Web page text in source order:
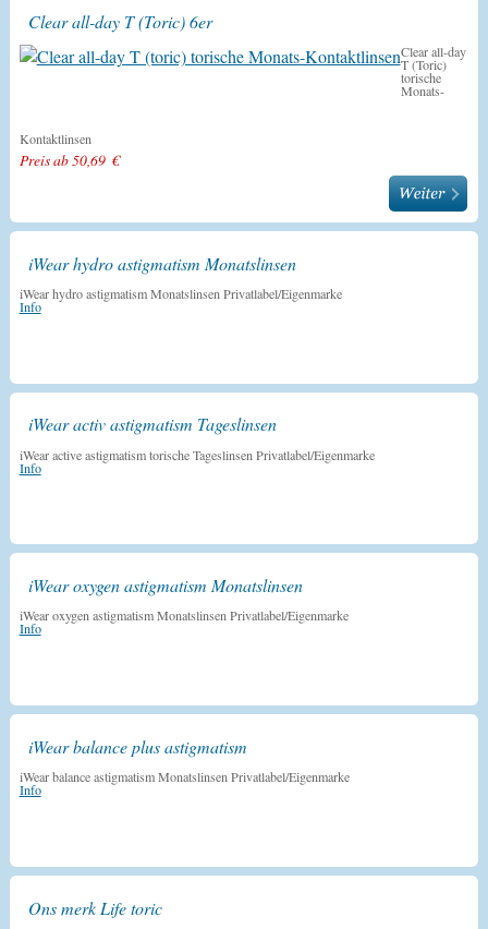
Clear all-day T (Toric) 6er
Clear all-day
T (Toric)
torische
Monats-
Kontaktlinsen
Preis ab 50,69 €
iWear hydro astigmatism Monatslinsen
iWear hydro astigmatism Monatslinsen Privatlabel/Eigenmarke
Info
iWear activ astigmatism Tageslinsen
iWear active astigmatism torische Tageslinsen Privatlabel/Eigenmarke
Info
iWear oxygen astigmatism Monatslinsen
iWear oxygen astigmatism Monatslinsen Privatlabel/Eigenmarke
Info
iWear balance plus astigmatism
iWear balance astigmatism Monatslinsen Privatlabel/Eigenmarke
Info
Ons merk Life toric